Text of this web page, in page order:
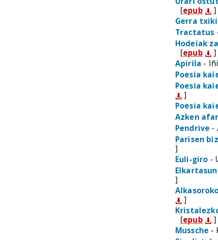
[epub
]
Gerra
Tractatus
Hodeiak
[epub
]
Apirila -
Poesia
Poesia
]
Poesia
Azken
Pendrive -
Parisen
]
Euli-giro -
]
]
[epub
]
Mussche -